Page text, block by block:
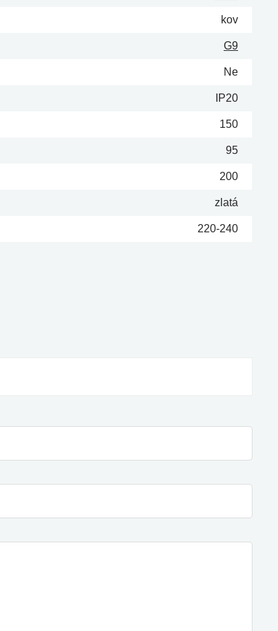
kov
G9
Ne
IP20
150
95
200
zlatá
220-240